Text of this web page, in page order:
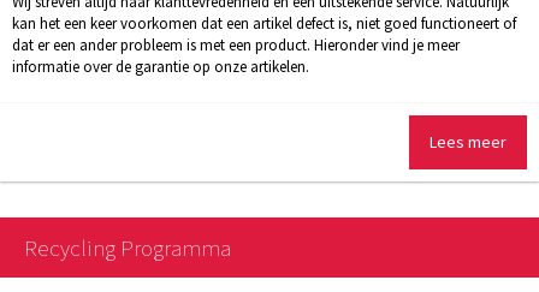
kan het een keer voorkomen dat een artikel defect is, niet goed functioneert of
dat er een ander probleem is met een product. Hieronder vind je meer
informatie over de garantie op onze artikelen.
Lees meer
Recycling Programma